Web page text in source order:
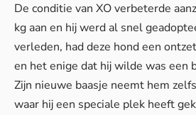
De conditie van XO verbeterde
kg aan en hij werd al snel
verleden, had deze hond een
en het enige dat hij wilde was een
Zijn nieuwe baasje neemt hem
waar hij een speciale plek heeft